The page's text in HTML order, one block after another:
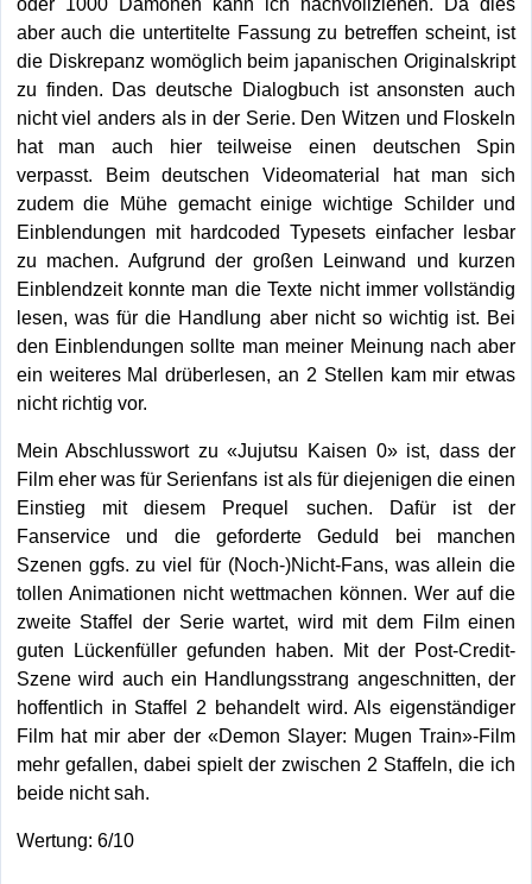
aber auch die untertitelte Fassung zu betreffen scheint, ist
die Diskrepanz womöglich beim japanischen Originalskript
zu finden. Das deutsche Dialogbuch ist ansonsten auch
nicht viel anders als in der Serie. Den Witzen und Floskeln
hat man auch hier teilweise einen deutschen Spin
verpasst. Beim deutschen Videomaterial hat man sich
zudem die Mühe gemacht einige wichtige Schilder und
Einblendungen mit hardcoded Typesets einfacher lesbar
zu machen. Aufgrund der großen Leinwand und kurzen
Einblendzeit konnte man die Texte nicht immer vollständig
lesen, was für die Handlung aber nicht so wichtig ist. Bei
den Einblendungen sollte man meiner Meinung nach aber
ein weiteres Mal drüberlesen, an 2 Stellen kam mir etwas
nicht richtig vor.
Mein Abschlusswort zu «Jujutsu Kaisen 0» ist, dass der
Film eher was für Serienfans ist als für diejenigen die einen
Einstieg mit diesem Prequel suchen. Dafür ist der
Fanservice und die geforderte Geduld bei manchen
Szenen ggfs. zu viel für (Noch-)Nicht-Fans, was allein die
tollen Animationen nicht wettmachen können. Wer auf die
zweite Staffel der Serie wartet, wird mit dem Film einen
guten Lückenfüller gefunden haben. Mit der Post-Credit-
Szene wird auch ein Handlungsstrang angeschnitten, der
hoffentlich in Staffel 2 behandelt wird. Als eigenständiger
Film hat mir aber der «Demon Slayer: Mugen Train»-Film
mehr gefallen, dabei spielt der zwischen 2 Staffeln, die ich
beide nicht sah.
Wertung: 6/10